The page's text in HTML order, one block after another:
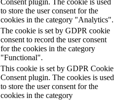
Consent plugin. The cookie is used
to store the user consent for the
cookies in the category "Analytics".
The cookie is set by GDPR cookie
consent to record the user consent
for the cookies in the category
"Functional".
This cookie is set by GDPR Cookie
Consent plugin. The cookies is used
to store the user consent for the
cookies in the category